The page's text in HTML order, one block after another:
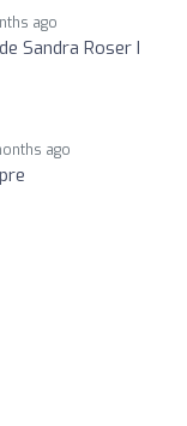
ago
Sandra Roser I
ago